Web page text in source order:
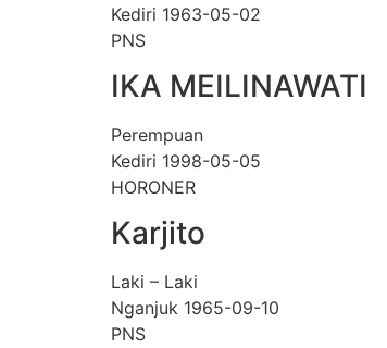
Kediri 1963-05-02
PNS
IKA MEILINAWATI
Perempuan
Kediri 1998-05-05
HORONER
Karjito
Laki – Laki
Nganjuk 1965-09-10
PNS